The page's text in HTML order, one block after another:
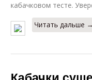
кабачковом тесте.
Читать дальше →